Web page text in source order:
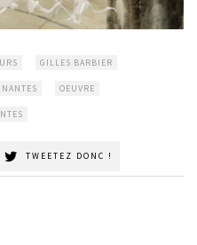
GILLES BARBIER
NANTES OEUVRE
TWEETEZ DONC !